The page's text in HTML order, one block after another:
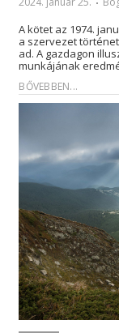
A kötet az 1974.
a szervezet
ad. A gazdagon
munkájának
BŐVEBBEN...